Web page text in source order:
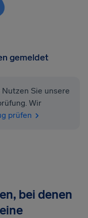
gemeldet
Sie unsere
Wir
prüfen
bei denen